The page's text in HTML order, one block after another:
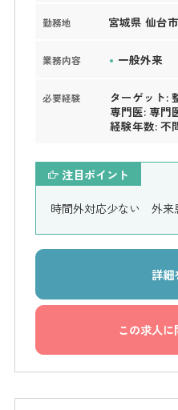
勤務地 宮城県 仙台
業務内容 一般外来
必要経験
ターゲット:
専門医: 専門
経験年数: 不
注目ポイント
時間外対応少ない 外来
詳細
この求人